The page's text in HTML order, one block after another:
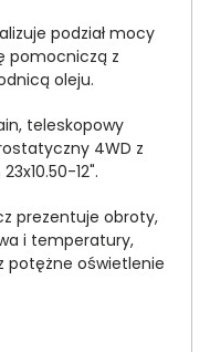
podział mocy
pomocniczą z
oleju.
teleskopowy
4WD z
12".
prezentuje obroty,
i temperatury,
potężne oświetlenie